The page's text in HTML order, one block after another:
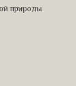
природы